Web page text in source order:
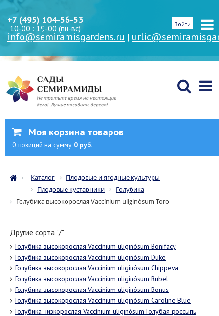
+7 (495) 104-56-53
10-00 : 19-00 (пн-вс)
info@semiramisgardens.ru |
Войти
Моя корзина товаров
0 позиций на сумму 0 руб.
Каталог
Плодовые и ягодные культуры
Плодовые кустарники
Голубика
Голубика высокорослая Vaccínium uliginósum Toro
Другие сорта "/"
Голубика высокорослая Vaccínium uliginósum Bonifacy
Голубика высокорослая Vaccínium uliginósum Duke
Голубика высокорослая Vaccínium uliginósum Chippeva
Голубика высокорослая Vaccínium uliginósum Rubel
Голубика высокорослая Vaccínium uliginósum Bonus
Голубика высокорослая Vaccínium uliginósum Caroline Blue
Голубика низкорослая Vaccínium uliginósum Голубая россыпь